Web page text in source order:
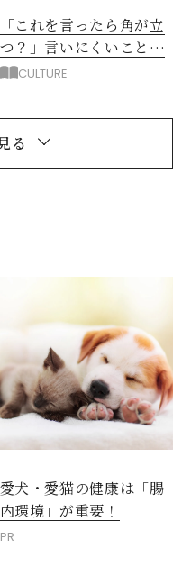
「これを言ったら角が立
つ？」言いにくいことを
穏やかに伝える表現3選
CULTURE
る
愛犬・愛猫の健康は「腸
内環境」が重要！
PR